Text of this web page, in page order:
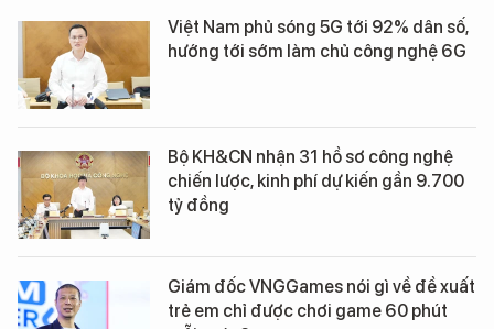
Việt Nam phủ sóng 5G tới 92% dân số,
hướng tới sớm làm chủ công nghệ 6G
Bộ KH&CN nhận 31 hồ sơ công nghệ
chiến lược, kinh phí dự kiến gần 9.700
tỷ đồng
Giám đốc VNGGames nói gì về đề xuất
trẻ em chỉ được chơi game 60 phút